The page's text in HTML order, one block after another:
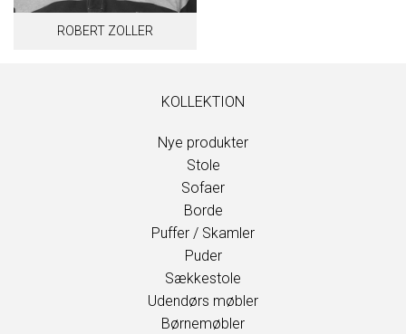
ROBERT ZOLLER
KOLLEKTION
Nye produkter
Stole
Sofaer
Borde
Puffer / Skamler
Puder
Sækkestole
Udendørs møbler
Børnemøbler